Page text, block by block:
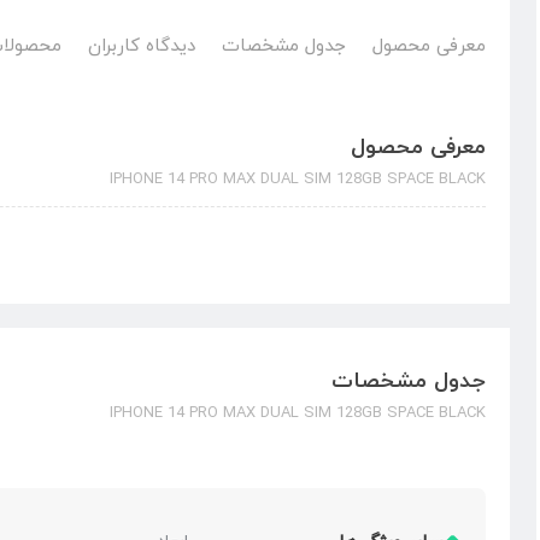
معرفی محصول جدول مشخصات دیدگاه کاربران
معرفی محصول
IPHONE 14 PRO MAX DUAL SIM 128GB SPACE BLACK
جدول مشخصات
IPHONE 14 PRO MAX DUAL SIM 128GB SPACE BLACK